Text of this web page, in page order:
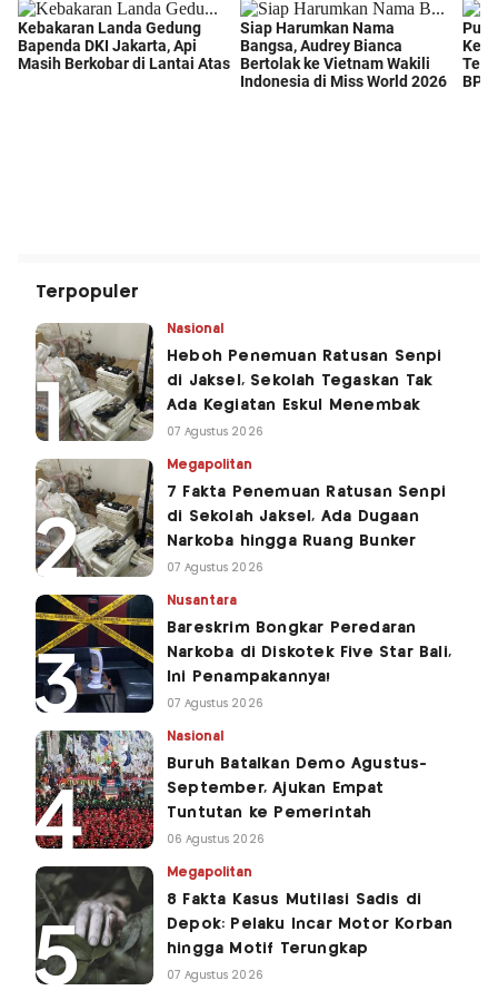
Terpopuler
Nasional
Heboh Penemuan Ratusan Senpi
di Jaksel, Sekolah Tegaskan Tak
Ada Kegiatan Eskul Menembak
07 Agustus 2026
Megapolitan
7 Fakta Penemuan Ratusan Senpi
di Sekolah Jaksel, Ada Dugaan
Narkoba hingga Ruang Bunker
07 Agustus 2026
Nusantara
Bareskrim Bongkar Peredaran
Narkoba di Diskotek Five Star Bali,
Ini Penampakannya!
07 Agustus 2026
Nasional
Buruh Batalkan Demo Agustus-
September, Ajukan Empat
Tuntutan ke Pemerintah
06 Agustus 2026
Megapolitan
8 Fakta Kasus Mutilasi Sadis di
Depok: Pelaku Incar Motor Korban
hingga Motif Terungkap
07 Agustus 2026